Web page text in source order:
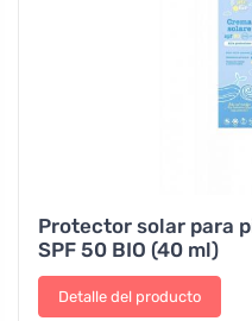
Protector solar para
SPF 50 BIO (40 ml)
Detalle del producto